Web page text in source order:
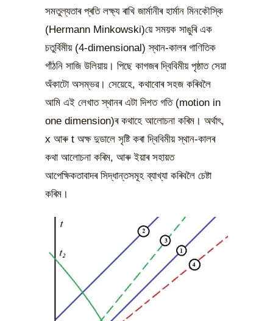
সমতুল্যতাৰ প্ৰতি লক্ষ্য ৰাখি জাৰ্মানীৰ হাৰ্মান মিনকৌস্কি
(Hermann Minkowski)য়ে সময়ক সাঙুৰি এক
চতুৰ্বিমীয় (4-dimensional) স্থান-কালৰ গাণিতিক
গাঁঠনি সাজি উলিয়ায়। পিছে কাগজৰ দ্বিবিমীয় পৃষ্ঠাত সেয়া
অঁকাটো অসম্ভৱ। সেয়েহে, কথাবোৰ সহজ কৰিবলৈ
আমি এই লেখাত স্থানৰ এটা দিশত গতি (motion in
one dimension)ৰ কথাহে আলোচনা কৰিম। অৰ্থাৎ,
x আৰু t অক্ষ দুডালে সৃষ্টি কৰা দ্বিবিমীয় স্থান-কালৰ
কথা আলোচনা কৰিম, আৰু ইয়াৰ সহায়ত
আপেক্ষিকতাবাদৰ সিদ্ধান্তসমূহ ব্যাখ্যা কৰিবলৈ চেষ্টা
কৰিম।